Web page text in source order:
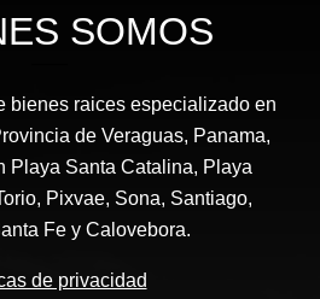
SOMOS
bienes raices especializado en
de Veraguas, Panama,
Playa Santa Catalina, Playa
Pixvae, Sona, Santiago,
Fe y Calovebora.
de privacidad